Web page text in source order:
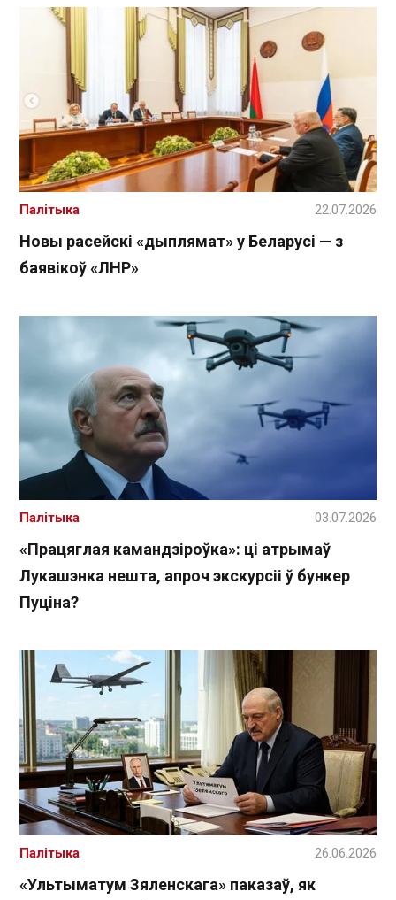
Новы расейскі «дыплямат» у Беларусі — з
баявікоў «ЛНР»
Палітыка 22.07.2026
«Працяглая камандзіроўка»: ці атрымаў
Лукашэнка нешта, апроч экскурсіі ў бункер
Пуціна?
Палітыка 03.07.2026
«Ультыматум Зяленскага» паказаў, як
Палітыка 26.06.2026